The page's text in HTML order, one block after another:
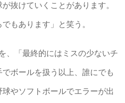
抜けていくことがあります。
もあります」と笑う。
、「最終的にはミスの少ないチ
ボールを扱う以上、誰にでも
やソフトボールでエラーが出